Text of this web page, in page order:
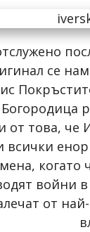
се
от това,
всички
от